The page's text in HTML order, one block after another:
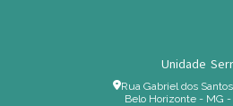
Unidade
Rua Gabriel dos
Belo Horizonte - MG